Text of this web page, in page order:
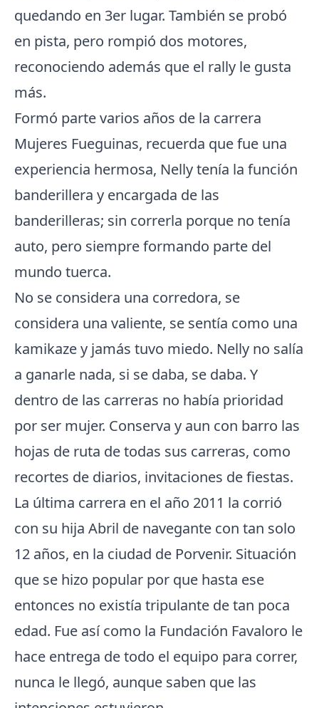
quedando en 3er lugar. También se probó
en pista, pero rompió dos motores,
reconociendo además que el rally le gusta
más.
Formó parte varios años de la carrera
Mujeres Fueguinas, recuerda que fue una
experiencia hermosa, Nelly tenía la función
banderillera y encargada de las
banderilleras; sin correrla porque no tenía
auto, pero siempre formando parte del
mundo tuerca.
No se considera una corredora, se
considera una valiente, se sentía como una
kamikaze y jamás tuvo miedo. Nelly no salía
a ganarle nada, si se daba, se daba. Y
dentro de las carreras no había prioridad
por ser mujer. Conserva y aun con barro las
hojas de ruta de todas sus carreras, como
recortes de diarios, invitaciones de fiestas.
La última carrera en el año 2011 la corrió
con su hija Abril de navegante con tan solo
12 años, en la ciudad de Porvenir. Situación
que se hizo popular por que hasta ese
entonces no existía tripulante de tan poca
edad. Fue así como la Fundación Favaloro le
hace entrega de todo el equipo para correr,
nunca le llegó, aunque saben que las